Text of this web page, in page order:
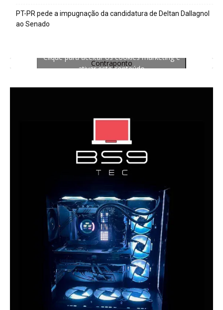
PT-PR pede a impugnação da candidatura de Deltan Dallagnol
ao Senado
Contraponto
Clique para aceitar os cookies marketing e
ativar este conteúdo